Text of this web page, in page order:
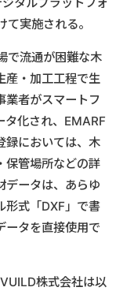
実施される。
で流通が困難な木
産・加工工程で生
業者がスマートフ
タ化され、EMARF
録においては、木
保管場所などの詳
データは、あらゆ
形式「DXF」で書
ータを直接使用で
株式会社は以